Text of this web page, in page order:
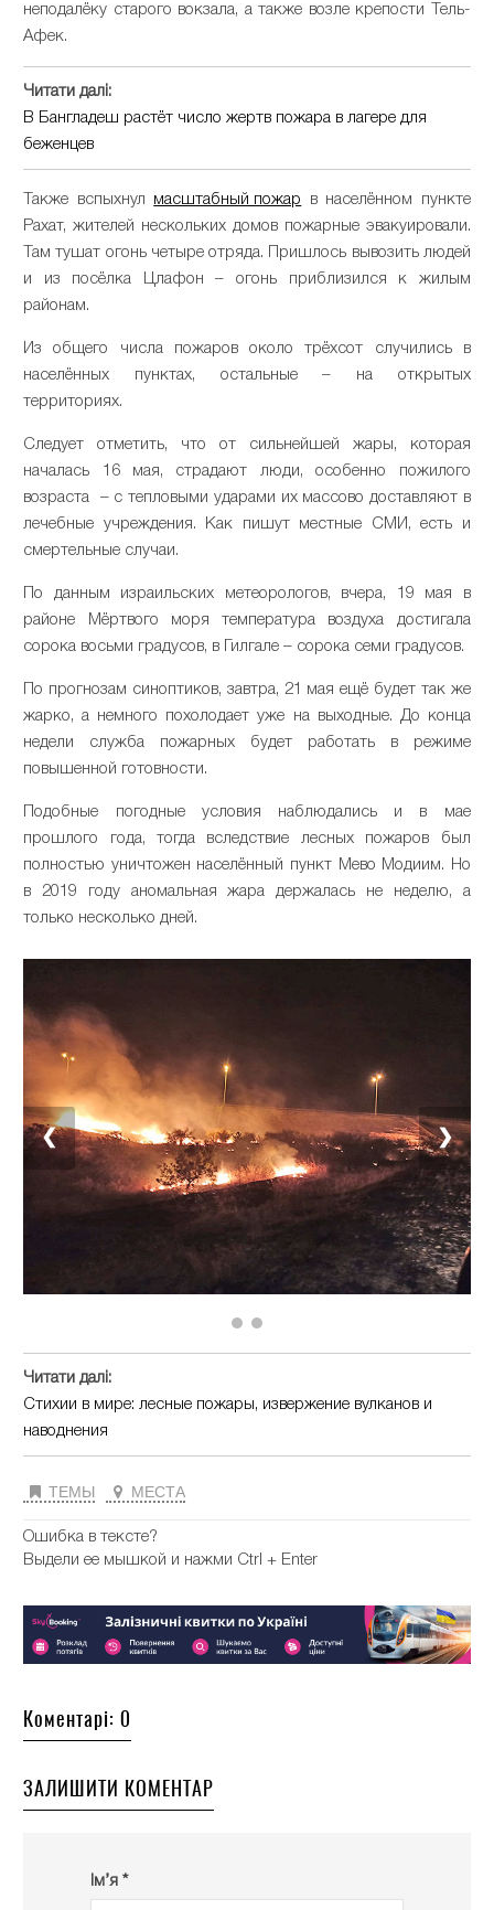
неподалёку старого вокзала, а также возле крепости Тель-
Афек.
Читати далі:
В Бангладеш растёт число жертв пожара в лагере для
беженцев
Также вспыхнул масштабный пожар в населённом пункте
Рахат, жителей нескольких домов пожарные эвакуировали.
Там тушат огонь четыре отряда. Пришлось вывозить людей
и из посёлка Цлафон – огонь приблизился к жилым
районам.
Из общего числа пожаров около трёхсот случились в
населённых пунктах, остальные – на открытых
территориях.
Следует отметить, что от сильнейшей жары, которая
началась 16 мая, страдают люди, особенно пожилого
возраста – с тепловыми ударами их массово доставляют в
лечебные учреждения. Как пишут местные СМИ, есть и
смертельные случаи.
По данным израильских метеорологов, вчера, 19 мая в
районе Мёртвого моря температура воздуха достигала
сорока восьми градусов, в Гилгале – сорока семи градусов.
По прогнозам синоптиков, завтра, 21 мая ещё будет так же
жарко, а немного похолодает уже на выходные. До конца
недели служба пожарных будет работать в режиме
повышенной готовности.
Подобные погодные условия наблюдались и в мае
прошлого года, тогда вследствие лесных пожаров был
полностью уничтожен населённый пункт Мево Модиим. Но
в 2019 году аномальная жара держалась не неделю, а
только несколько дней.
❮ ❯
Читати далі:
Стихии в мире: лесные пожары, извержение вулканов и
наводнения
ТЕМЫ МЕСТА
Ошибка в тексте?
Выдели ее мышкой и нажми Ctrl + Enter
Коментарі: 0
ЗАЛИШИТИ КОМЕНТАР
Ім’я *